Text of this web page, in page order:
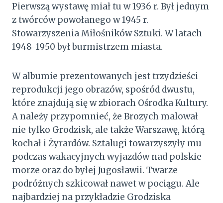
Pierwszą wystawę miał tu w 1936 r. Był jednym
z twórców powołanego w 1945 r.
Stowarzyszenia Miłośników Sztuki. W latach
1948-1950 był burmistrzem miasta.
W albumie prezentowanych jest trzydzieści
reprodukcji jego obrazów, spośród dwustu,
które znajdują się w zbiorach Ośrodka Kultury.
A należy przypomnieć, że Brozych malował
nie tylko Grodzisk, ale także Warszawę, którą
kochał i Żyrardów. Sztalugi towarzyszyły mu
podczas wakacyjnych wyjazdów nad polskie
morze oraz do byłej Jugosławii. Twarze
podróżnych szkicował nawet w pociągu. Ale
najbardziej na przykładzie Grodziska